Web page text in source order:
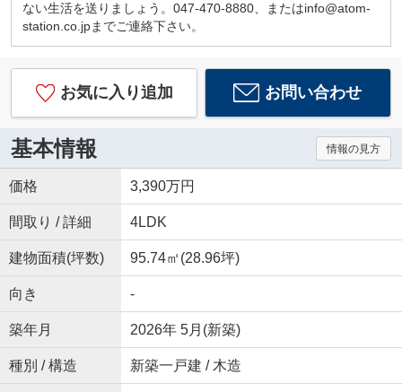
ない生活を送りましょう。047-470-8880、またはinfo@atom-
station.co.jpまでご連絡下さい。
お気に入り追加 お問い合わせ
基本情報 情報の見方
価格 3,390万円
間取り / 詳細 4LDK
建物面積(坪数) 95.74㎡(28.96坪)
向き -
築年月 2026年 5月(新築)
種別 / 構造 新築一戸建 / 木造